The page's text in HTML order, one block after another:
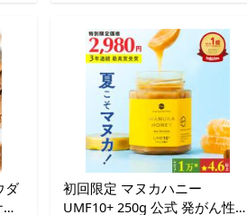
ダ
初回限定 マヌカハニー
UMF10+ 250g 公式 発がん性